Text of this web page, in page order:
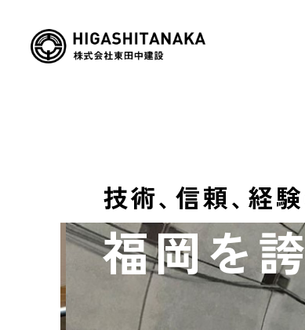
技術、 信頼、 経験
福岡を誇